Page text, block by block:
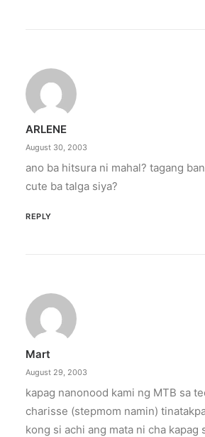
ARLENE
August 30, 2003
ano ba hitsura ni mahal? tagang
cute ba talga siya?
REPLY
Mart
August 29, 2003
kapag nanonood kami ng MTB sa
charisse (stepmom namin)
kong si achi ang mata ni cha kapag